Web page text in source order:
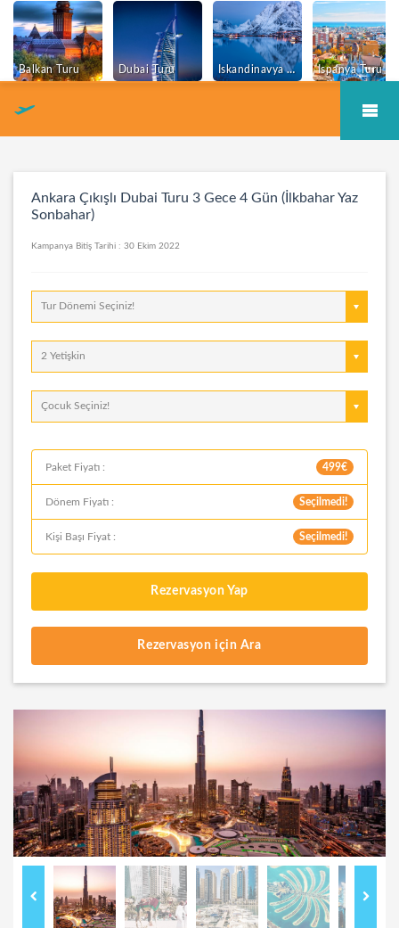
Balkan Turu Dubai Turu Iskandinavya Turu Ispanya Turu
Ankara Çıkışlı Dubai Turu 3 Gece 4 Gün (İlkbahar Yaz
Sonbahar)
Kampanya Bitiş Tarihi : 30 Ekim 2022
Tur Dönemi Seçiniz!
2 Yetişkin
Çocuk Seçiniz!
Paket Fiyatı : 499€
Dönem Fiyatı : Seçilmedi!
Kişi Başı Fiyat : Seçilmedi!
Rezervasyon Yap
Rezervasyon için Ara